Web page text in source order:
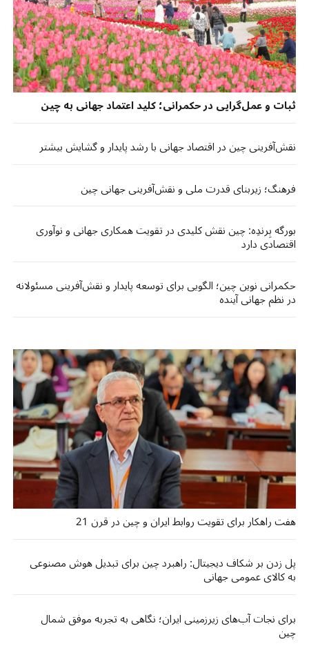
ثبات و عمل‌گرایی در حکمرانی؛ کلید اعتماد جهانی به چین
نقش‌آفرینی چین در اقتصاد جهانی با رشد پایدار و گشایش بیشتر
فرهنگ؛ زیربنای قدرت ملی و نقش‌آفرینی جهانی چین
بورگه بِرندِه: چین نقش کلیدی در تقویت همکاری جهانی و نوآوری
اقتصادی دارد
حکمرانی نوین چین؛ الگویی برای توسعه پایدار و نقش‌آفرینی مسئولانه
در نظم جهانی آینده
هفت راهکار برای تقویت روابط ایران و چین در قرن 21
پل زدن بر شکاف دیجیتال: راهبرد چین برای تبدیل هوش مصنوعی
به کالای عمومی جهانی
برای نجات آب‌های زیرزمینی ایران؛ نگاهی به تجربه موفق شمال
چین